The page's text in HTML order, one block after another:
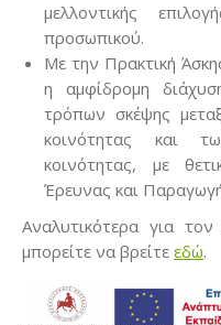
μελλοντικής
προσωπικού.
Με την Πρακτική
η αμφίδρομη
τρόπων σκέψης
κοινότητας και
κοινότητας, με
Έρευνας και
Αναλυτικότερα για
μπορείτε να βρείτε εδώ.